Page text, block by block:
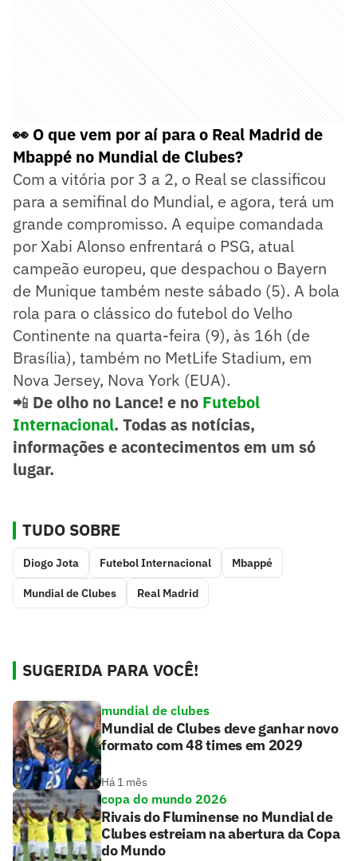
👀 O que vem por aí para o Real Madrid de
Mbappé no Mundial de Clubes?
Com a vitória por 3 a 2, o Real se classificou
para a semifinal do Mundial, e agora, terá um
grande compromisso. A equipe comandada
por Xabi Alonso enfrentará o PSG, atual
campeão europeu, que despachou o Bayern
de Munique também neste sábado (5). A bola
rola para o clássico do futebol do Velho
Continente na quarta-feira (9), às 16h (de
Brasília), também no MetLife Stadium, em
Nova Jersey, Nova York (EUA).
📲 De olho no Lance! e no Futebol
Internacional. Todas as notícias,
informações e acontecimentos em um só
lugar.
TUDO SOBRE
Diogo Jota Futebol Internacional Mbappé
Mundial de Clubes Real Madrid
SUGERIDA PARA VOCÊ!
mundial de clubes
Mundial de Clubes deve ganhar novo
formato com 48 times em 2029
Há 1 mês
copa do mundo 2026
Rivais do Fluminense no Mundial de
Clubes estreiam na abertura da Copa
do Mundo